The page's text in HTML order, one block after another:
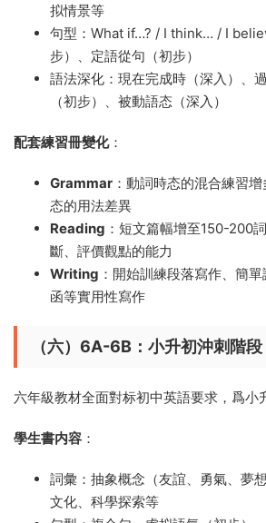
拟情景等
句型：What if…? / I think… / I
步）、定語從句（初步）
語法深化：現在完成時（深入）、
（初步）、被動語态（深入）
配套練習冊變化：
Grammar ：動詞時态的混合練習
态的用法差異
Reading ：短文篇幅增至150-200
斷、評價觀點的能力
Writing ：開始訓練段落寫作、簡
函等實用性寫作
（六）6A-6B：小升初沖刺階段
六年級教材全面對标初中英語要求，爲小
學生書内容 ：
詞彙：抽象概念（友誼、勇氣、夢
文化、科學探索等